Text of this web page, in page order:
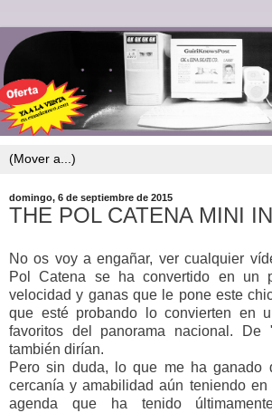
domingo, 6 de septiembre de 2015
THE POL CATENA MINI
No os voy a engañar, ver cualquier
Pol Catena se ha convertido en un
velocidad y ganas que le pone este
que esté probando lo convierten en
favoritos del panorama nacional. De
también dirían.
Pero sin duda, lo que me ha ganado
cercanía y amabilidad aún teniendo en
agenda que ha tenido